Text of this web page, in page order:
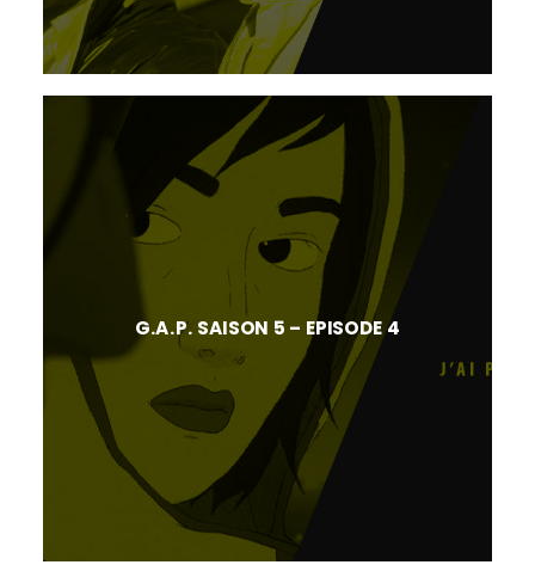
G.A.P. SAISON 5 – EPISODE 4